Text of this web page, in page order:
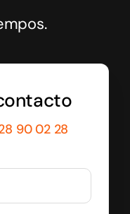
90 02 28